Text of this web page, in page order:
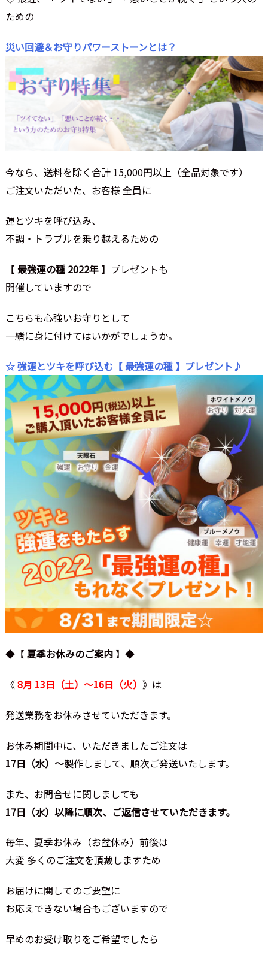
ための
災い回避＆お守りパワーストーンとは？
今なら、送料を除く合計 15,000円以上（全品対象です）
ご注文いただいた、お客様 全員に
運とツキを呼び込み、
不調・トラブルを乗り越えるための
【 最強運の種 2022年 】プレゼントも
開催していますので
こちらも心強いお守りとして
一緒に身に付けてはいかがでしょうか。
☆ 強運とツキを呼び込む【 最強運の種 】プレゼント♪
◆【 夏季お休みのご案内 】◆
《8月 13日（土）～16日（火） 》は
発送業務をお休みさせていただきます。
お休み期間中に、いただきましたご注文は
17日（水）～製作しまして、順次ご発送いたします。
また、お問合せに関しましても
17日（水）以降に順次、ご返信させていただきます。
毎年、夏季お休み（お盆休み）前後は
大変 多くのご注文を頂戴しますため
お届けに関してのご要望に
お応えできない場合もございますので
早めのお受け取りをご希望でしたら